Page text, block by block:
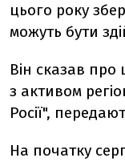
цього року
можуть бути
Він сказав про
з активом
Росії",
На початку